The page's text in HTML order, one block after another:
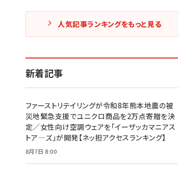
人気記事ランキングをもっと見る
新着記事
ファーストリテイリングが令和8年熊本地震の被
災地緊急支援でユニクロ商品を2万点寄贈を決
定／女性向け空調ウェアを「イーザッカマニアス
トア―ズ」が開発【ネッ担アクセスランキング】
8月7日 8:00